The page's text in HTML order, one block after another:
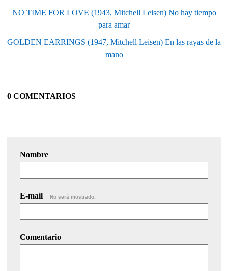
NO TIME FOR LOVE (1943, Mitchell Leisen) No hay tiempo
para amar
GOLDEN EARRINGS (1947, Mitchell Leisen) En las rayas de la
mano
0 COMENTARIOS
Nombre
E-mail No será mostrado.
Comentario